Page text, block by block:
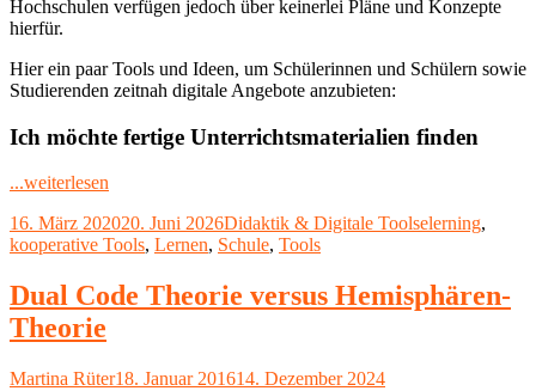
Hochschulen verfügen jedoch über keinerlei Pläne und Konzepte
hierfür.
Hier ein paar Tools und Ideen, um Schülerinnen und Schülern sowie
Studierenden zeitnah digitale Angebote anzubieten:
Ich möchte fertige Unterrichtsmaterialien finden
...weiterlesen
Tools
als
zum
Präsenzunterricht
Lösungen"
Veröffentlicht
am
16. März 202020. Juni 2026Kategorien
Didaktik & Digitale ToolsSchlagwörter
elerning,
kooperative Tools, Lernen, Schule, Tools
Dual Code Theorie versus Hemisphären-
Theorie
Autor
Martina RüterVeröffentlicht
18. Januar 201614. Dezember 2024